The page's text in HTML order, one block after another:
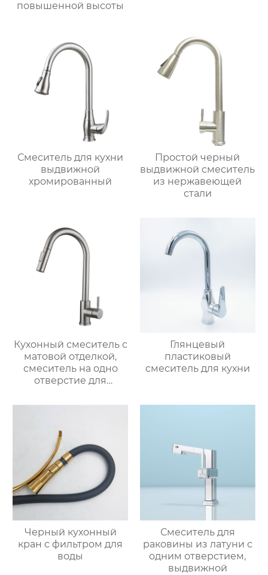
повышенной высоты
Смеситель для кухни
выдвижной
хромированный
Простой черный
выдвижной смеситель
из нержавеющей
стали
Кухонный смеситель с
матовой отделкой,
смеситель на одно
отверстие для
Глянцевый
пластиковый
смеситель для кухни
Черный кухонный
кран с фильтром для
воды
Смеситель для
раковины из латуни с
одним отверстием,
выдвижной